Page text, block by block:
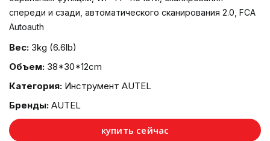
спереди и сзади, автоматического сканирования 2.0, FCA
Autoauth
Вес: 3kg (6.6lb)
Объем: 38*30*12cm
Категория: Инструмент AUTEL
Бренды: AUTEL
купить сейчас